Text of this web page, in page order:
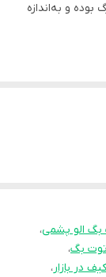
بوده و به‌اندازه
الو پشمی،
بگ،
کیف در بازار،